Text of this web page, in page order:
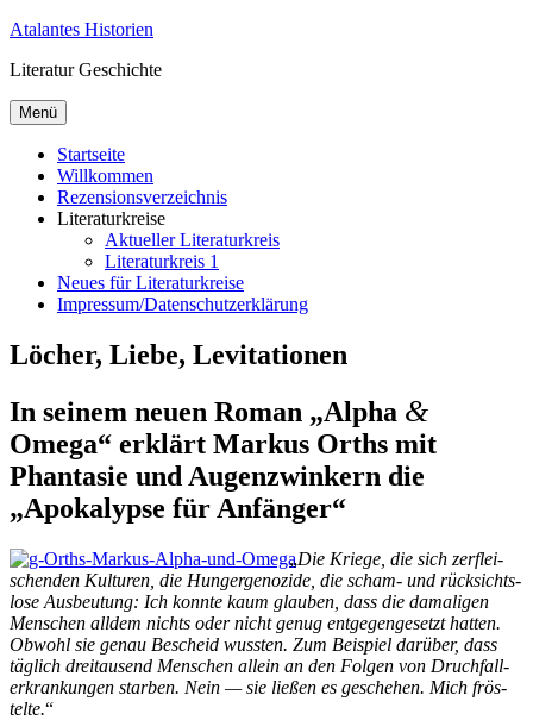
Zum
springen
Atalantes Historien
Literatur Geschichte
Menü
Startseite
Willkommen
Rezensionsverzeichnis
Literaturkreise
Aktueller Literaturkreis
Literaturkreis 1
Neues für Literaturkreise
Impressum/Datenschutzerklärung
Löcher, Liebe, Levitationen
In seinem neuen Roman „Alpha &
Omega“ erklärt Markus Orths mit
Phantasie und Augenzwinkern die
„Apokalypse für Anfänger“
„Die Krie­ge, die sich zer­flei­
schen­den Kul­tu­ren, die Hun­ger­ge­no­zi­de, die scham- und rück­sichts­
lo­se Aus­beu­tung: Ich konn­te kaum glau­ben, dass die da­ma­li­gen
Men­schen all­dem nichts oder nicht ge­nug ent­ge­gen­ge­setzt hat­ten.
Ob­wohl sie ge­nau Be­scheid wuss­ten. Zum Bei­spiel dar­über, dass
täg­lich drei­tau­send Men­schen al­lein an den Fol­gen von Druch­fall­
erkran­kun­gen star­ben. Nein — sie lie­ßen es ge­sche­hen. Mich frös­
tel­te.“